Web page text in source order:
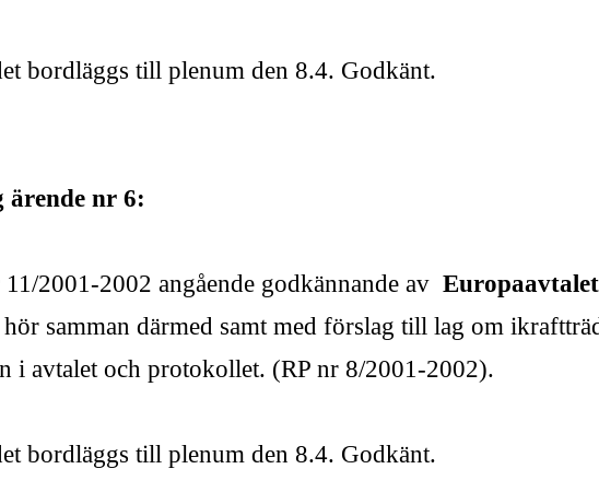
bordläggs till plenum den 8.4. Godkänt.
ärende nr 6:
2001-2002 angående godkännande av
samman därmed samt med förslag till lag om
i avtalet och protokollet. (RP nr 8/2001-2002).
bordläggs till plenum den 8.4. Godkänt.